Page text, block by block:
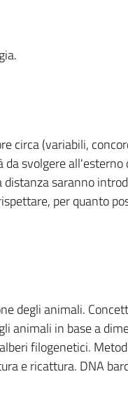
circa (variabili,
svolgere
saranno
per quanto
degli animali.
animali in base a
filogenetici.
e ricattura. DNA